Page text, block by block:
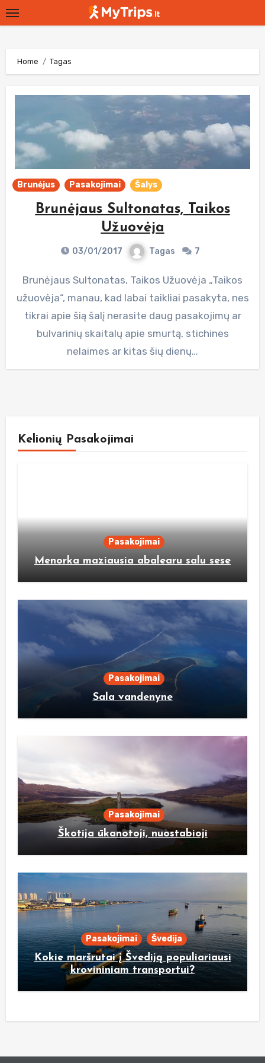
Skip
to
Home Tagas
Brunėjus Pasakojimai Šalys
Brunėjaus Sultonatas, Taikos
Užuovėja
03/01/2017 Tagas 7
Brunėjaus Sultonatas, Taikos Užuovėja „Taikos
užuovėja“, manau, kad labai taikliai pasakyta, nes
tikrai apie šią šalį nerasite daug pasakojimų ar
bulvarinių skaitalų apie smurtą, stichines
nelaimes ar kitas šių dienų…
Kelionių Pasakojimai
Pasakojimai
Menorka maziausia abalearu salu sese
Pasakojimai
Sala vandenyne
Pasakojimai
Škotija ūkanotoji, nuostabioji
Pasakojimai Švedija
Kokie maršrutai į Švediją populiariausi
krovininiam transportui?